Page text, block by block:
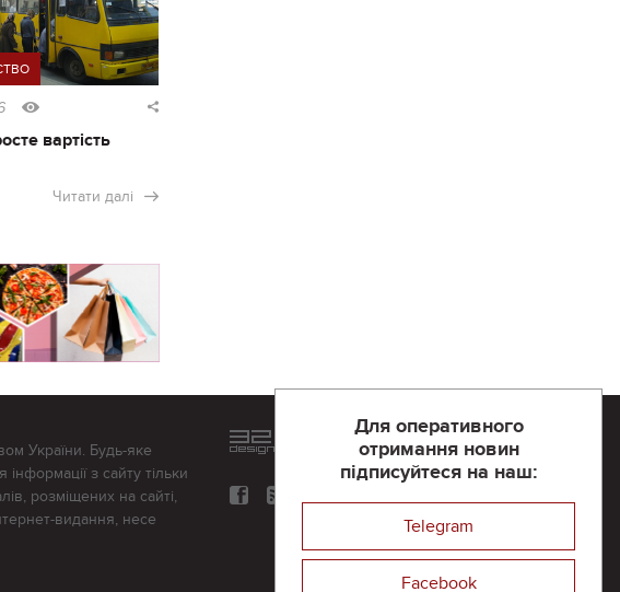
вартість
Читати далі
Для оперативного
отримання новин
підписуйтеся на наш:
Telegram
Facebook
України. Будь-яке
з сайту тільки
розміщених на сайті,
видання, несе
Розроблений та підтримується
компанії 32х32